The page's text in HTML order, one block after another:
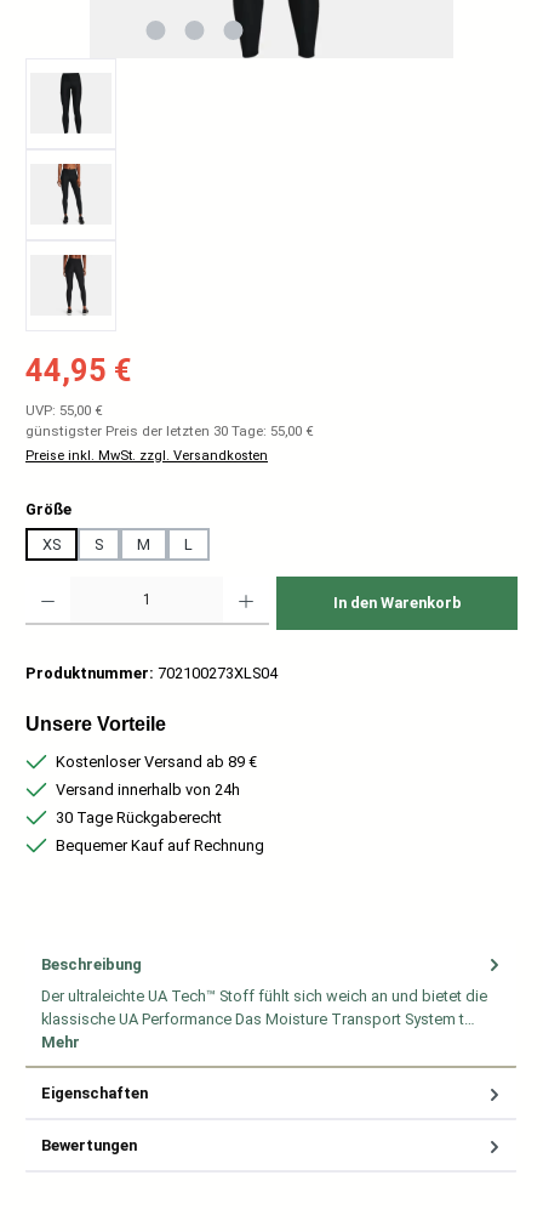
Verkaufspreis:
44,95 €
Regulärer Preis:
UVP: 55,00 €
günstigster Preis der letzten 30 Tage: 55,00 €
Preise inkl. MwSt. zzgl. Versandkosten
Größeauswählen
XS
S M L
In den Warenkorb
Produktnummer: 702100273XLS04
Unsere Vorteile
Kostenloser Versand ab 89 €
Versand innerhalb von 24h
30 Tage Rückgaberecht
Bequemer Kauf auf Rechnung
Beschreibung
Der ultraleichte UA Tech™ Stoff fühlt sich weich an und bietet die
klassische UA Performance Das Moisture Transport System t…
Mehr
Eigenschaften
Bewertungen